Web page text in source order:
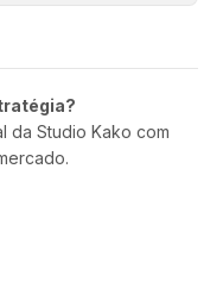
da Studio Kako com